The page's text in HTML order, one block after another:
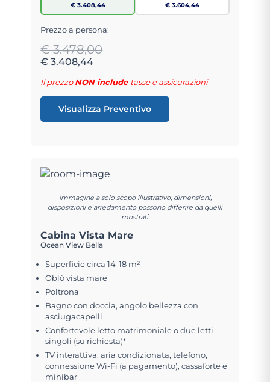
€ 3.408,44 € 3.604,44
Prezzo a persona:
€ 3.478,00
€ 3.408,44
Il prezzoNON include tasse e assicurazioni
Visualizza Preventivo
Immagine a solo scopo illustrativo; dimensioni,
disposizioni e arredamento possono differire da quelli
mostrati.
Cabina Vista Mare
Ocean View Bella
Superficie circa 14-18 m²
Oblò vista mare
Poltrona
Bagno con doccia, angolo bellezza con
asciugacapelli
Confortevole letto matrimoniale o due letti
singoli (su richiesta)*
TV interattiva, aria condizionata, telefono,
connessione Wi-Fi (a pagamento), cassaforte e
minibar